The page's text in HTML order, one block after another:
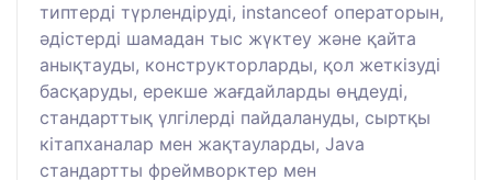
типтерді түрлендіруді, instanceof операторын,
әдістерді шамадан тыс жүктеу және қайта
анықтауды, конструкторларды, қол жеткізуді
басқаруды, ерекше жағдайларды өңдеуді,
стандарттық үлгілерді пайдалануды, сыртқы
кітапханалар мен жақтауларды, Java
стандартты фреймворктер мен